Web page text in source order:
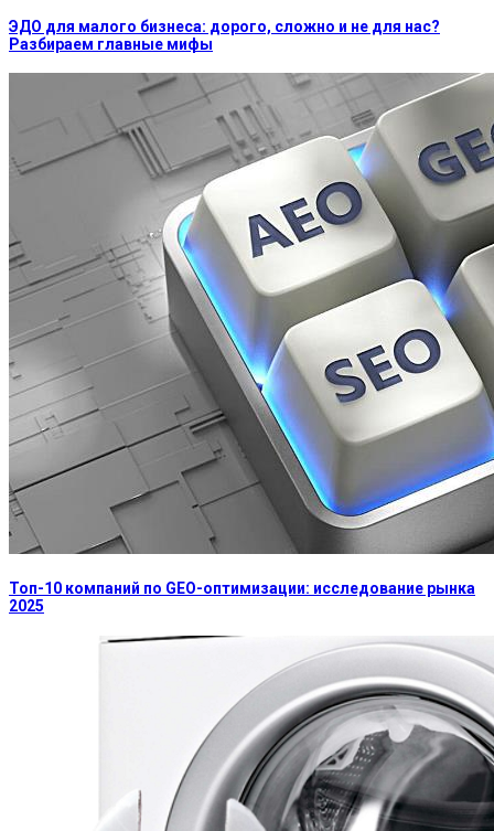
ЭДО для малого бизнеса: дорого, сложно и не для нас?
Разбираем главные мифы
Топ-10 компаний по GEO-оптимизации: исследование рынка
2025